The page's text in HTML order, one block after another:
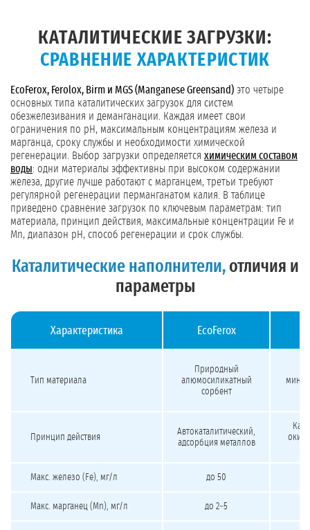
КАТАЛИТИЧЕСКИЕ ЗАГРУЗКИ:
СРАВНЕНИЕ ХАРАКТЕРИСТИК
EcoFerox, Ferolox, Birm и MGS (Manganese Greensand) это четыре
основных типа каталитических загрузок для систем
обезжелезивания и деманганации. Каждая имеет свои
ограничения по pH, максимальным концентрациям железа и
марганца, сроку службы и необходимости химической
регенерации. Выбор загрузки определяется химическим составом
воды: одни материалы эффективны при высоком содержании
железа, другие лучше работают с марганцем, третьи требуют
регулярной регенерации перманганатом калия. В таблице
приведено сравнение загрузок по ключевым параметрам: тип
материала, принцип действия, максимальные концентрации Fe и
Mn, диапазон pH, способ регенерации и срок службы.
Каталитические наполнители,отличия и
параметры
Характеристика EcoFerox
Тип материала
Природный
алюмосиликатный
сорбент
Принцип действия
Автокаталитический,
адсорбция металлов
Макс. железо (Fe), мг/л до 50
Макс. марганец (Mn), мг/л до 2–5